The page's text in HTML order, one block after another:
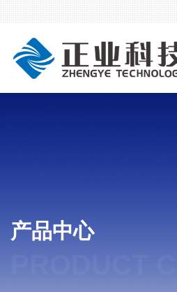
产品中心